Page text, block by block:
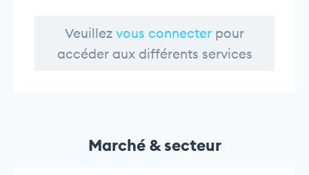
Veuillez vous connecter pour
accéder aux différents services
Marché & secteur